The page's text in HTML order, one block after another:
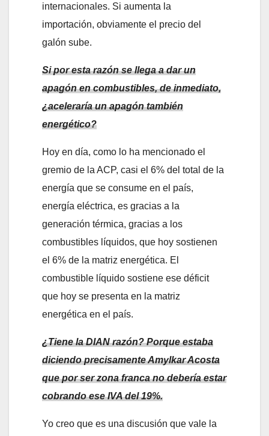
internacionales. Si aumenta la
importación, obviamente el precio del
galón sube.
Si por esta razón se llega a dar un
apagón en combustibles, de inmediato,
¿aceleraría un apagón también
energético?
Hoy en día, como lo ha mencionado el
gremio de la ACP, casi el 6% del total de la
energía que se consume en el país,
energía eléctrica, es gracias a la
generación térmica, gracias a los
combustibles líquidos, que hoy sostienen
el 6% de la matriz energética. El
combustible líquido sostiene ese déficit
que hoy se presenta en la matriz
energética en el país.
¿Tiene la DIAN razón? Porque estaba
diciendo precisamente Amylkar Acosta
que por ser zona franca no debería estar
cobrando ese IVA del 19%.
Yo creo que es una discusión que vale la